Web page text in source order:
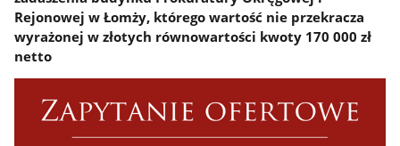
Rejonowej w Łomży, którego wartość nie przekracza
wyrażonej w złotych równowartości kwoty 170 000 zł
netto